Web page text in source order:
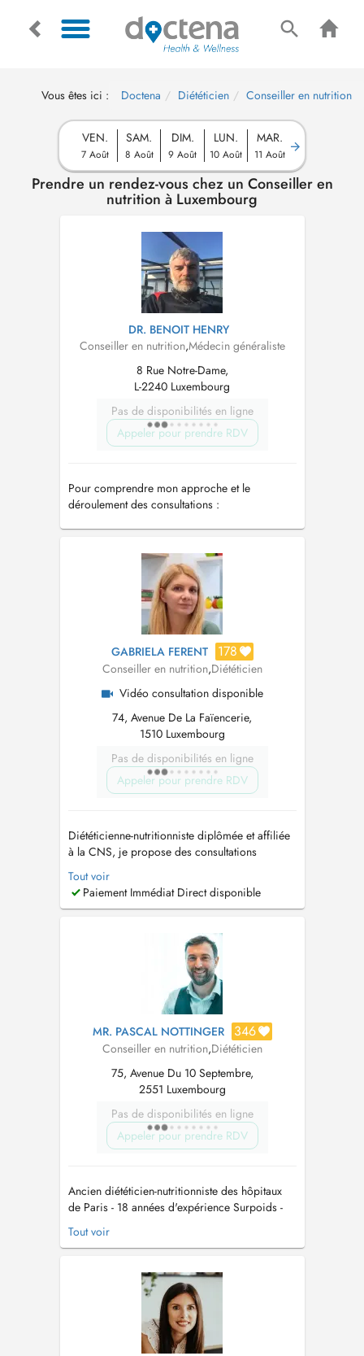
Vous êtes ici : Doctena Diététicien Conseiller en nutrition
VEN.
7 Août
SAM.
8 Août
DIM.
9 Août
LUN.
10 Août
MAR.
11 Août
Prendre un rendez-vous chez un Conseiller en
nutrition à Luxembourg
DR. BENOIT HENRY
Conseiller en nutrition,Médecin généraliste
8 Rue Notre-Dame,
L-2240 Luxembourg
Pas de disponibilités en ligne
Appeler pour prendre RDV
Pour comprendre mon approche et le
déroulement des consultations :
GABRIELA FERENT 178
Conseiller en nutrition,Diététicien
Vidéo consultation disponible
74, Avenue De La Faïencerie,
1510 Luxembourg
Pas de disponibilités en ligne
Appeler pour prendre RDV
Diététicienne-nutritionniste diplômée et affiliée
à la CNS, je propose des consultations
nutritionnelles personnalisées à Luxembourg-
Ville, Ettelbruck et Insenborn, ainsi qu'en
téléconsultation pour le suivi. Forte de plus de
tout âges, adolescents, adult...
Tout voir
Paiement Immédiat Direct disponible
MR. PASCAL NOTTINGER 346
Conseiller en nutrition,Diététicien
75, Avenue Du 10 Septembre,
2551 Luxembourg
Pas de disponibilités en ligne
Appeler pour prendre RDV
Ancien diététicien-nutritionniste des hôpitaux
de Paris - 18 années d'expérience Surpoids -
Obésité - Diabètes Maigrir sans avoir faim et
sans être fatigué. Stabilisation durable du
femme enceinte : préparation de la grossesse
et de la PMA, contrôle ...
Tout voir